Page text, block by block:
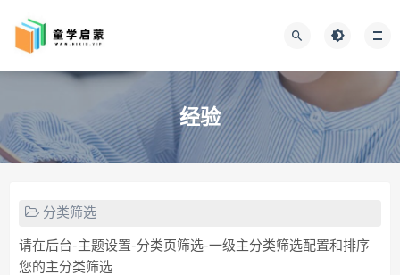
经验
分类筛选
请在后台-主题设置-分类页筛选-一级主分类筛选配置和排序
您的主分类筛选